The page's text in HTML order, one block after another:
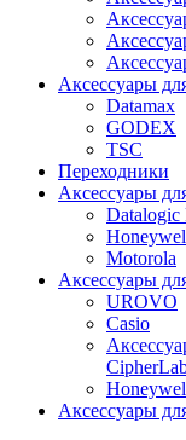
Аксессуары
Datamax
GODEX
TSC
Переходники
Аксессуары
Datalogic
Motorola
Аксессуары
UROVO
Casio
Аксессуары